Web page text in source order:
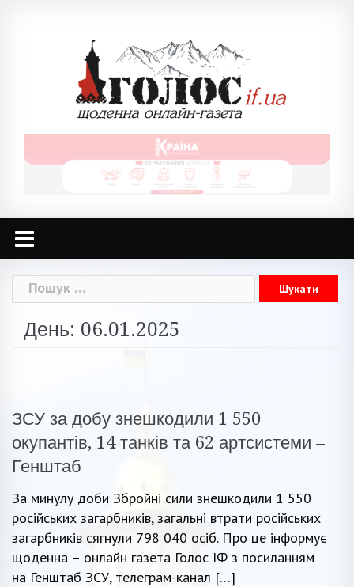
Пошук:
День: 06.01.2025
ЗСУ за добу знешкодили 1 550
окупантів, 14 танків та 62 артсистеми –
Генштаб
За минулу доби Збройні сили знешкодили 1 550
російських загарбників, загальні втрати російських
загарбників сягнули 798 040 осіб. Про це інформує
щоденна – онлайн газета Голос ІФ з посиланням
на Генштаб ЗСУ, телеграм-канал […]